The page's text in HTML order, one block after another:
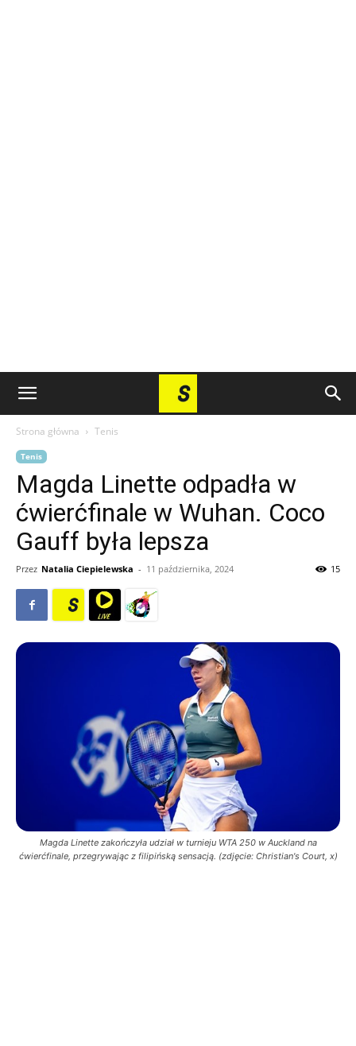
Strona główna Tenis
Tenis
Magda Linette odpadła w
ćwierćfinale w Wuhan. Coco
Gauff była lepsza
Przez Natalia Ciepielewska - 11 października, 2024 15
Magda Linette zakończyła udział w turnieju WTA 250 w Auckland na
ćwierćfinale, przegrywając z filipińską sensacją. (zdjęcie: Christian's Court, x)